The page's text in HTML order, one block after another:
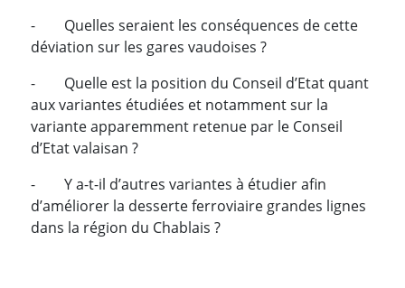
-
Quelles seraient les conséquences de cette
déviation sur les gares vaudoises ?
-
Quelle est la position du Conseil d’Etat quant
aux variantes étudiées et notamment sur la
variante apparemment retenue par le Conseil
d’Etat valaisan ?
-
Y a-t-il d’autres variantes à étudier afin
d’améliorer la desserte ferroviaire grandes lignes
dans la région du Chablais ?